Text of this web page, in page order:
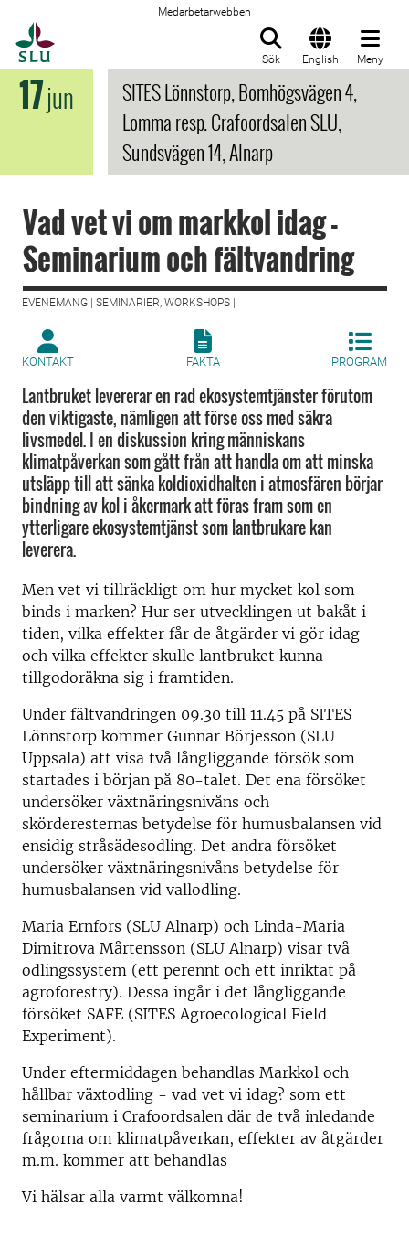
Medarbetarwebben
Sök English Meny
17jun
SITES Lönnstorp, Bomhögsvägen 4,
Lomma resp. Crafoordsalen SLU,
Sundsvägen 14, Alnarp
Vad vet vi om markkol idag -
Seminarium och fältvandring
EVENEMANG | SEMINARIER, WORKSHOPS |
KONTAKT FAKTA PROGRAM
Lantbruket levererar en rad ekosystemtjänster förutom
den viktigaste, nämligen att förse oss med säkra
livsmedel. I en diskussion kring människans
klimatpåverkan som gått från att handla om att minska
utsläpp till att sänka koldioxidhalten i atmosfären börjar
bindning av kol i åkermark att föras fram som en
ytterligare ekosystemtjänst som lantbrukare kan
leverera.
Men vet vi tillräckligt om hur mycket kol som
binds i marken? Hur ser utvecklingen ut bakåt i
tiden, vilka effekter får de åtgärder vi gör idag
och vilka effekter skulle lantbruket kunna
tillgodoräkna sig i framtiden.
Under fältvandringen 09.30 till 11.45 på SITES
Lönnstorp kommer Gunnar Börjesson (SLU
Uppsala) att visa två långliggande försök som
startades i början på 80-talet. Det ena försöket
undersöker växtnäringsnivåns och
skörderesternas betydelse för humusbalansen vid
ensidig stråsädesodling. Det andra försöket
undersöker växtnäringsnivåns betydelse för
humusbalansen vid vallodling.
Maria Ernfors (SLU Alnarp) och Linda-Maria
Dimitrova Mårtensson (SLU Alnarp) visar två
odlingssystem (ett perennt och ett inriktat på
agroforestry). Dessa ingår i det långliggande
försöket SAFE (SITES Agroecological Field
Experiment).
Under eftermiddagen behandlas Markkol och
hållbar växtodling - vad vet vi idag? som ett
seminarium i Crafoordsalen där de två inledande
frågorna om klimatpåverkan, effekter av åtgärder
m.m. kommer att behandlas
Vi hälsar alla varmt välkomna!